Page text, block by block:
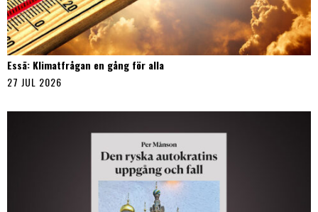
Essä: Klimatfrågan en gång för alla
27 JUL 2026